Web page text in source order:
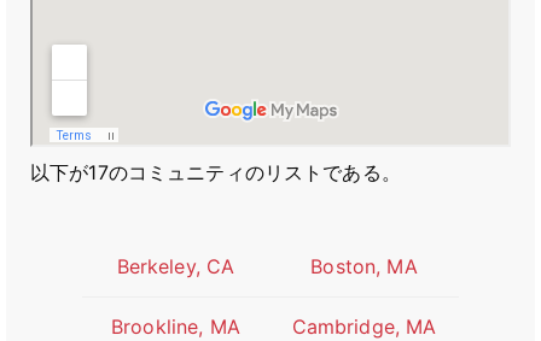
以下が17のコミュニティのリストである。
Berkeley, CA Boston, MA
Brookline, MA Cambridge, MA